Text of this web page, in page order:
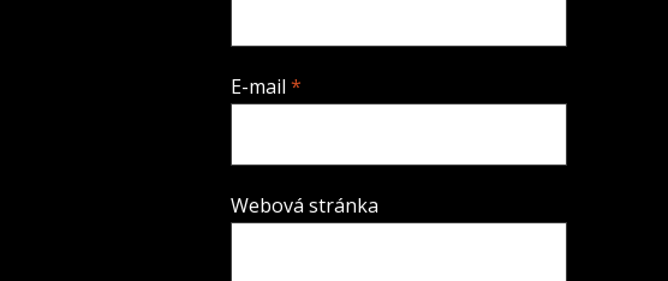
E-mail *
Webová stránka